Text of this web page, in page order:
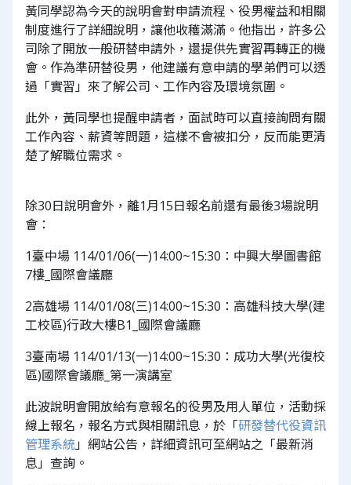
黃同學認為今天的說明會對申請流程、役男權益和相關
制度進行了詳細說明，讓他收穫滿滿。他指出，許多公
司除了開放一般研替申請外，還提供先實習再轉正的機
會。作為準研替役男，他建議有意申請的學弟們可以透
過「實習」來了解公司、工作內容及環境氛圍。
此外，黃同學也提醒申請者，面試時可以直接詢問有關
工作內容、薪資等問題，這樣不會被扣分，反而能更清
楚了解職位需求。
除30日說明會外，離1月15日報名前還有最後3場說明
會：
1臺中場 114/01/06(一)14:00~15:30：中興大學圖書館
7樓_國際會議廳
2高雄場 114/01/08(三)14:00~15:30：高雄科技大學(建
工校區)行政大樓B1_國際會議廳
3臺南場 114/01/13(一)14:00~15:30：成功大學(光復校
區)國際會議廳_第一演講室
此波說明會開放給有意報名的役男及用人單位，活動採
線上報名，報名方式與相關訊息，於「研發替代役資訊
管理系統」網站公告，詳細資訊可至網站之「最新消
息」查詢。